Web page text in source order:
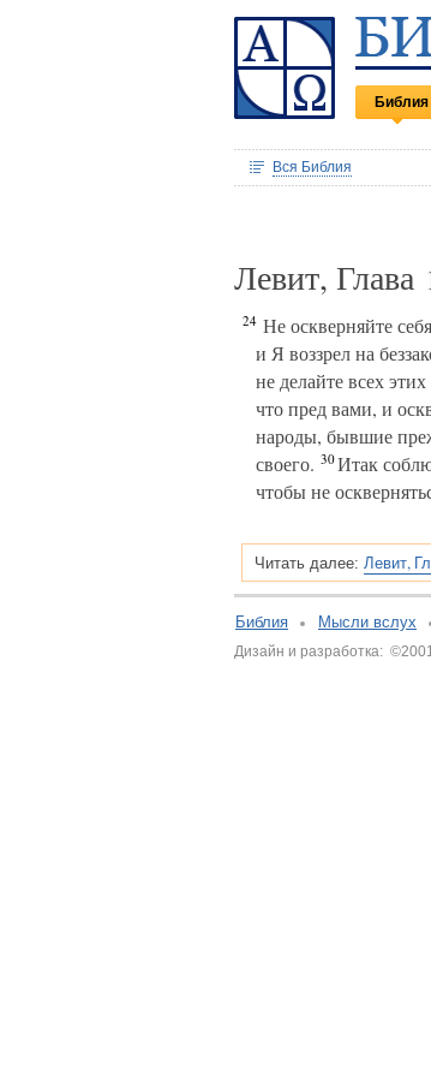
Библия
Вся Библия
Левит, Глава
24 Не оскверняйте
и Я воззрел на
не делайте всех
что пред вами, и
народы, бывшие
своего. 30Итак
чтобы не
Читать далее: Левит,
Библия Мысли вслух
Дизайн и разработка: